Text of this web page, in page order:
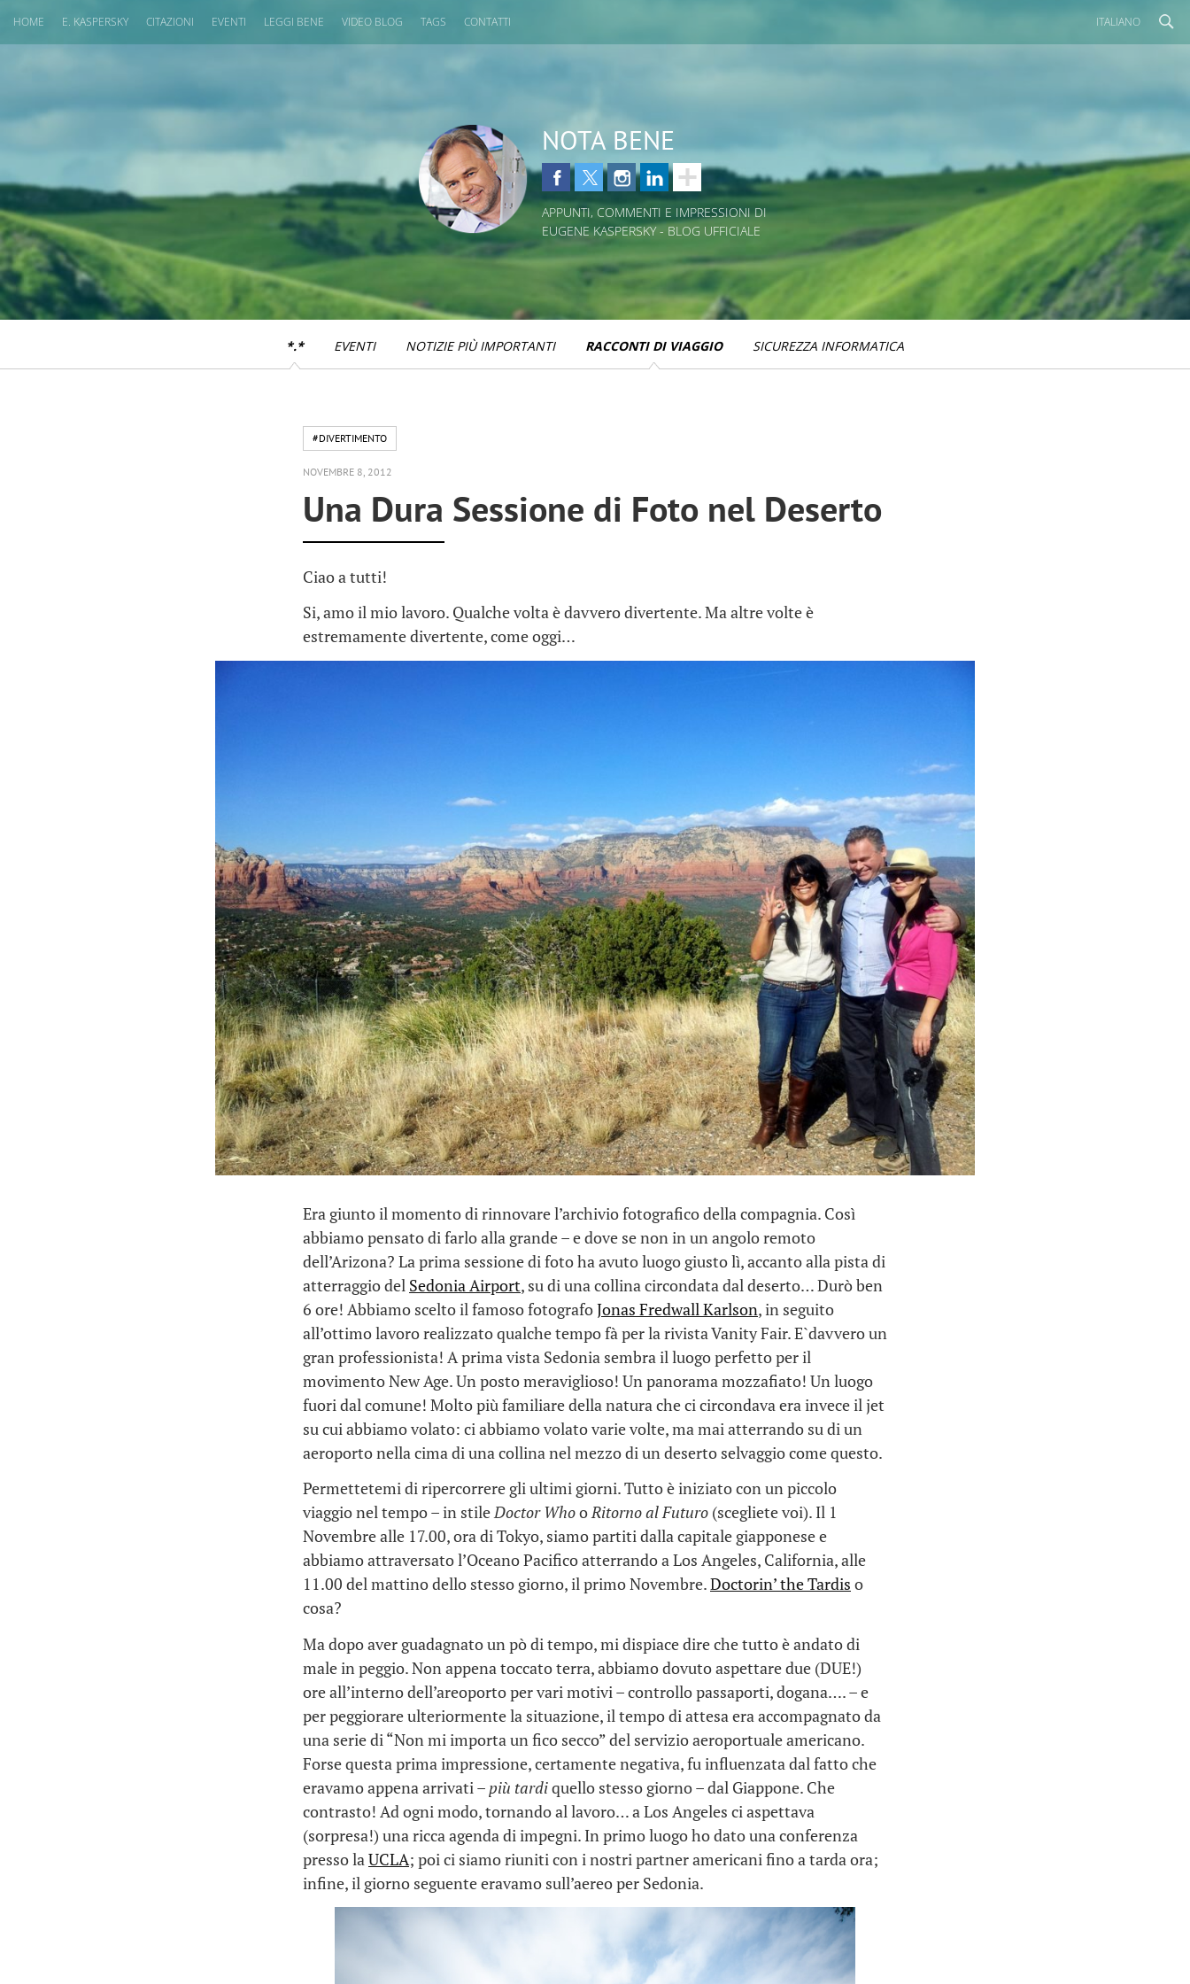
HOME E. KASPERSKY CITAZIONI EVENTI LEGGI BENE VIDEO BLOG TAGS CONTATTI ITALIANO
NOTA BENE
APPUNTI, COMMENTI E IMPRESSIONI DI
EUGENE KASPERSKY - BLOG UFFICIALE
*.* EVENTI NOTIZIE PIÙ IMPORTANTI RACCONTI DI VIAGGIO SICUREZZA INFORMATICA
#DIVERTIMENTO
NOVEMBRE 8, 2012
Una Dura Sessione di Foto nel Deserto
Ciao a tutti!
Si, amo il mio lavoro. Qualche volta è davvero divertente. Ma altre volte è
estremamente divertente, come oggi…
Era giunto il momento di rinnovare l’archivio fotografico della compagnia. Così
abbiamo pensato di farlo alla grande – e dove se non in un angolo remoto
dell’Arizona? La prima sessione di foto ha avuto luogo giusto lì, accanto alla pista di
atterraggio del Sedonia Airport, su di una collina circondata dal deserto… Durò ben
6 ore! Abbiamo scelto il famoso fotografoJonas Fredwall Karlson, in seguito
all’ottimo lavoro realizzato qualche tempo fà per la rivista Vanity Fair. E`davvero un
gran professionista! A prima vista Sedonia sembra il luogo perfetto per il
movimento New Age. Un posto meraviglioso! Un panorama mozzafiato! Un luogo
fuori dal comune! Molto più familiare della natura che ci circondava era invece il jet
su cui abbiamo volato: ci abbiamo volato varie volte, ma mai atterrando su di un
aeroporto nella cima di una collina nel mezzo di un deserto selvaggio come questo.
Permettetemi di ripercorrere gli ultimi giorni. Tutto è iniziato con un piccolo
viaggio nel tempo – in stileDoctor WhooRitorno al Futuro (scegliete voi). Il 1
Novembre alle 17.00, ora di Tokyo, siamo partiti dalla capitale giapponese e
abbiamo attraversato l’Oceano Pacifico atterrando a Los Angeles, California, alle
11.00 del mattino dello stesso giorno, il primo Novembre.Doctorin’ the Tardis o
cosa?
Ma dopo aver guadagnato un pò di tempo, mi dispiace dire che tutto è andato di
male in peggio. Non appena toccato terra, abbiamo dovuto aspettare due (DUE!)
ore all’interno dell’areoporto per vari motivi – controllo passaporti, dogana…. – e
per peggiorare ulteriormente la situazione, il tempo di attesa era accompagnato da
una serie di “Non mi importa un fico secco” del servizio aeroportuale americano.
Forse questa prima impressione, certamente negativa, fu influenzata dal fatto che
eravamo appena arrivati – più tardiquello stesso giorno – dal Giappone. Che
contrasto! Ad ogni modo, tornando al lavoro… a Los Angeles ci aspettava
(sorpresa!) una ricca agenda di impegni. In primo luogo ho dato una conferenza
presso laUCLA; poi ci siamo riuniti con i nostri partner americani fino a tarda ora;
infine, il giorno seguente eravamo sull’aereo per Sedonia.